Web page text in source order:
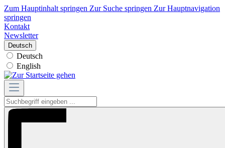
Zum Hauptinhalt springen Zur Suche springen Zur Hauptnavigation
springen
Kontakt
Newsletter
Deutsch
Deutsch
English